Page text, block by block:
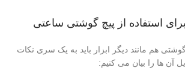
استفاده از پیچ گوشتی ساعتی
گوشتی هم مانند دیگر ابزار باید به یک سری نکات
آن ها را بیان می کنیم: